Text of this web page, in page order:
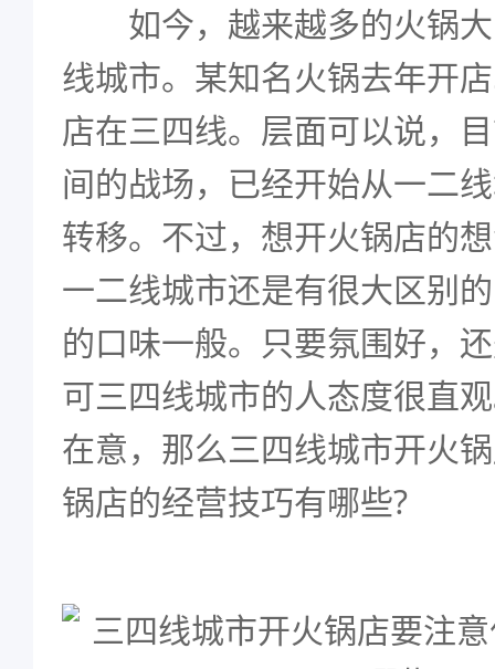
如今，越来越多的火锅大
线城市。某知名火锅去年开
店在三四线。层面可以说，
间的战场，已经开始从一二
转移。不过，想开火锅店的
一二线城市还是有很大区别
的口味一般。只要氛围好，
可三四线城市的人态度很直
在意，那么三四线城市开火
锅店的经营技巧有哪些?